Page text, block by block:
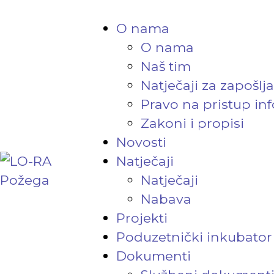
O nama
O nama
Naš tim
Natječaji za
Pravo na pristup
Zakoni i propisi
Novosti
Natječaji
Natječaji
Nabava
Projekti
Poduzetnički inkubator
Dokumenti